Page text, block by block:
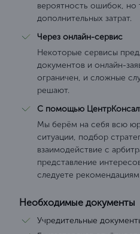
вероятность ошибок, но
дополнительных затрат.
Через онлайн-сервис
Некоторые сервисы
документов и онлайн-
ограничен, и сложные
решают.
С помощью
Мы берём на себя всю
ситуации, подбор
взаимодействие с
представление
следуете
Необходимые документы
Учредительные